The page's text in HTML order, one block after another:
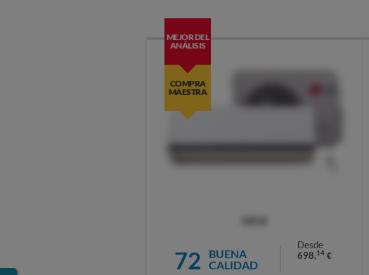
MEJOR DEL
ANÁLISIS
COMPRA
MAESTRA
72
BUENA
CALIDAD
Desde
698,14 €